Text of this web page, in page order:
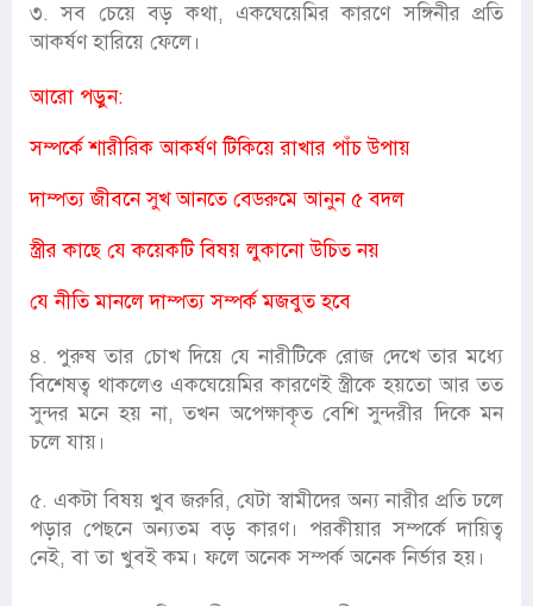
৩. সব চেয়ে বড় কথা, একঘেয়েমির কারণে সঙ্গিনীর প্রতি
আকর্ষণ হারিয়ে ফেলে।
আরো পড়ুন:
সম্পর্কে শারীরিক আকর্ষণ টিকিয়ে রাখার পাঁচ উপায়
দাম্পত্য জীবনে সুখ আনতে বেডরুমে আনুন ৫ বদল
স্ত্রীর কাছে যে কয়েকটি বিষয় লুকানো উচিত নয়
যে নীতি মানলে দাম্পত্য সম্পর্ক মজবুত হবে
৪. পুরুষ তার চোখ দিয়ে যে নারীটিকে রোজ দেখে তার মধ্যে
বিশেষত্ব থাকলেও একঘেয়েমির কারণেই স্ত্রীকে হয়তো আর তত
সুন্দর মনে হয় না, তখন অপেক্ষাকৃত বেশি সুন্দরীর দিকে মন
চলে যায়।
৫. একটা বিষয় খুব জরুরি, যেটা স্বামীদের অন্য নারীর প্রতি ঢলে
পড়ার পেছনে অন্যতম বড় কারণ। পরকীয়ার সম্পর্কে দায়িত্ব
নেই, বা তা খুবই কম। ফলে অনেক সম্পর্ক অনেক নির্ভার হয়।